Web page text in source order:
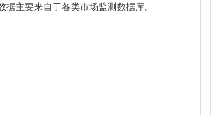
主要来自于各类市场监测数据库。